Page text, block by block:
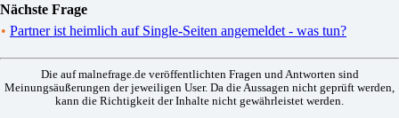
Nächste Frage
• Partner ist heimlich auf Single-Seiten angemeldet - was tun?
Die auf malnefrage.de veröffentlichten Fragen und Antworten sind
Meinungsäußerungen der jeweiligen User. Da die Aussagen nicht geprüft werden,
kann die Richtigkeit der Inhalte nicht gewährleistet werden.